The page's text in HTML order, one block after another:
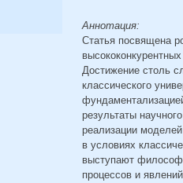
Аннотация:
Статья посвящена
Достижение столь
классического
результаты
реализации моделей
в условиях
выступают
процессов и